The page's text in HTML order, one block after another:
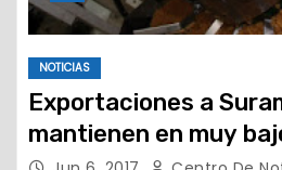
NOTICIAS
Exportaciones a
mantienen en muy